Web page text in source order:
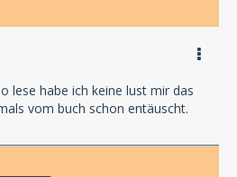
lese habe ich keine lust mir das
vom buch schon entäuscht.